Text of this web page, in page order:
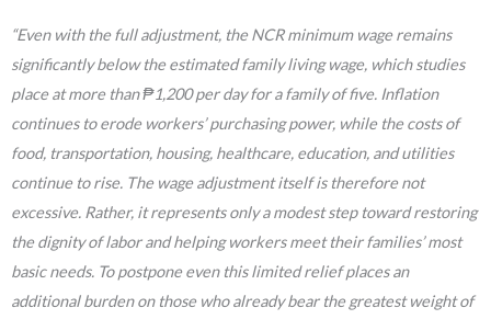
“Even with the full adjustment, the NCR minimum wage remains
significantly below the estimated family living wage, which studies
place at more than ₱1,200 per day for a family of five. Inflation
continues to erode workers’ purchasing power, while the costs of
food, transportation, housing, healthcare, education, and utilities
continue to rise. The wage adjustment itself is therefore not
excessive. Rather, it represents only a modest step toward restoring
the dignity of labor and helping workers meet their families’ most
basic needs. To postpone even this limited relief places an
additional burden on those who already bear the greatest weight of